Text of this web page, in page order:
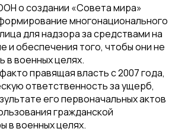
о создании «Совета мира»
многонационального
для надзора за средствами на
и обеспечения того, чтобы они не
в военных целях.
правящая власть с 2007 года,
ответственность за ущерб,
его первоначальных актов
гражданской
в военных целях.